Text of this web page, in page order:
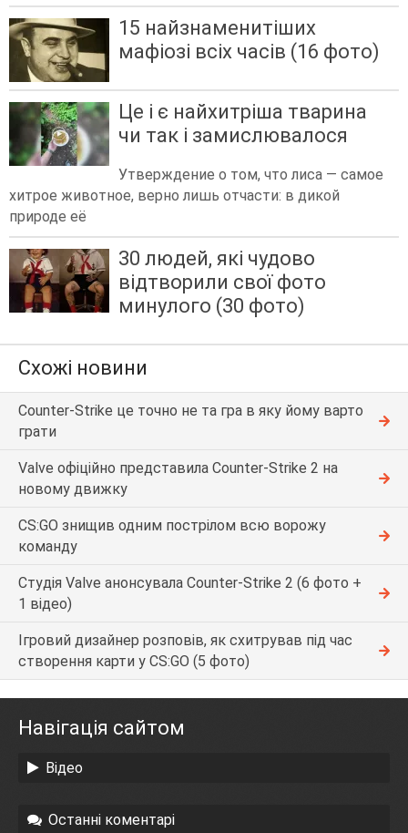
15 найзнаменитіших
мафіозі всіх часів (16 фото)
Це і є найхитріша тварина
чи так і замислювалося
Утверждение о том, что лиса — самое
хитрое животное, верно лишь отчасти: в дикой
природе её
30 людей, які чудово
відтворили свої фото
минулого (30 фото)
Схожі новини
Counter-Strike це точно не та гра в яку йому варто
грати
Valve офіційно представила Counter-Strike 2 на
новому движку
CS:GO знищив одним пострілом всю ворожу
команду
Студія Valve анонсувала Counter-Strike 2 (6 фото +
1 відео)
Ігровий дизайнер розповів, як схитрував під час
створення карти у CS:GO (5 фото)
Навігація сайтом
Відео
Останні коментарі